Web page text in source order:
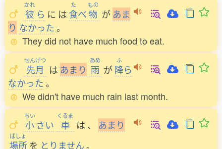
かれ
彼 ら に は
た
食べ
もの
物 が あま
り なかった。
They did not have much food to eat.
せんげつ
先月 は あまり
あめ
雨 が
ふ
降ら
なかった。
We didn't have much rain last month.
ちい
小 さい
くるま
車 は 、 あまり
ばしょ
場所 を とりません。